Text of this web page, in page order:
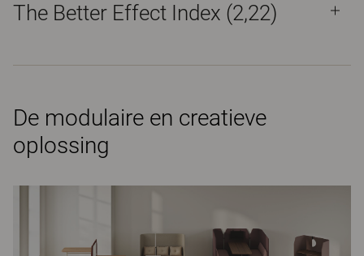
The Better Effect Index (2,22)
De modulaire en creatieve
oplossing